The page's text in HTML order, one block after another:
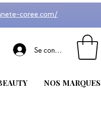
coree.com/
Se connecter
NOS MARQUES